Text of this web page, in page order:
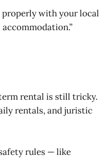
with your local
rental is still tricky.
rentals, and juristic
rules — like